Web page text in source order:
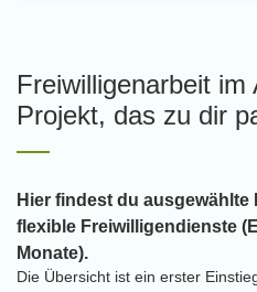
Freiwilligenarbeit
Projekt, das zu dir
Hier findest du
flexible Freiwilligendienste
Monate).
Die Übersicht ist ein erster